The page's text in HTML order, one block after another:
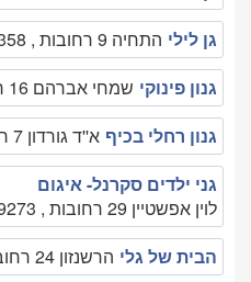
גן לילי התחיה 9 רחובות , 089353358
גנון פינוקי שמחי אברהם 16 רחובות , 089459534
גנון רחלי בכיף א''ד גורדון 7 רחובות , 089468448
גני ילדים סקרנל- איגום
לוין אפשטיין 29 רחובות , 089469273
הבית של גלי הרשנזון 24 רחובות , 0528555723